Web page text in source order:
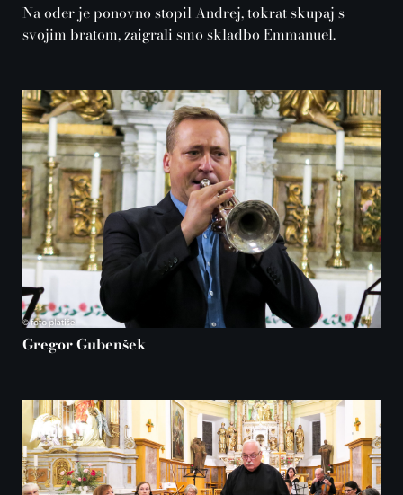
Na oder je ponovno stopil Andrej, tokrat skupaj s
svojim bratom, zaigrali smo skladbo Emmanuel.
GregorGubenšek